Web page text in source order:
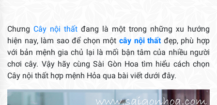
Chưng Cây nội thất đang là một trong những xu hướng
hiện nay, làm sao để chọn mộtcây nội thấtđẹp, phù hợp
với bản mệnh gia chủ lại là mối bận tâm của nhiều người
chơi cây. Vậy hãy cùng Sài Gòn Hoa tìm hiểu cách chọn
Cây nội thất hợp mệnh Hỏa qua bài viết dưới đây.